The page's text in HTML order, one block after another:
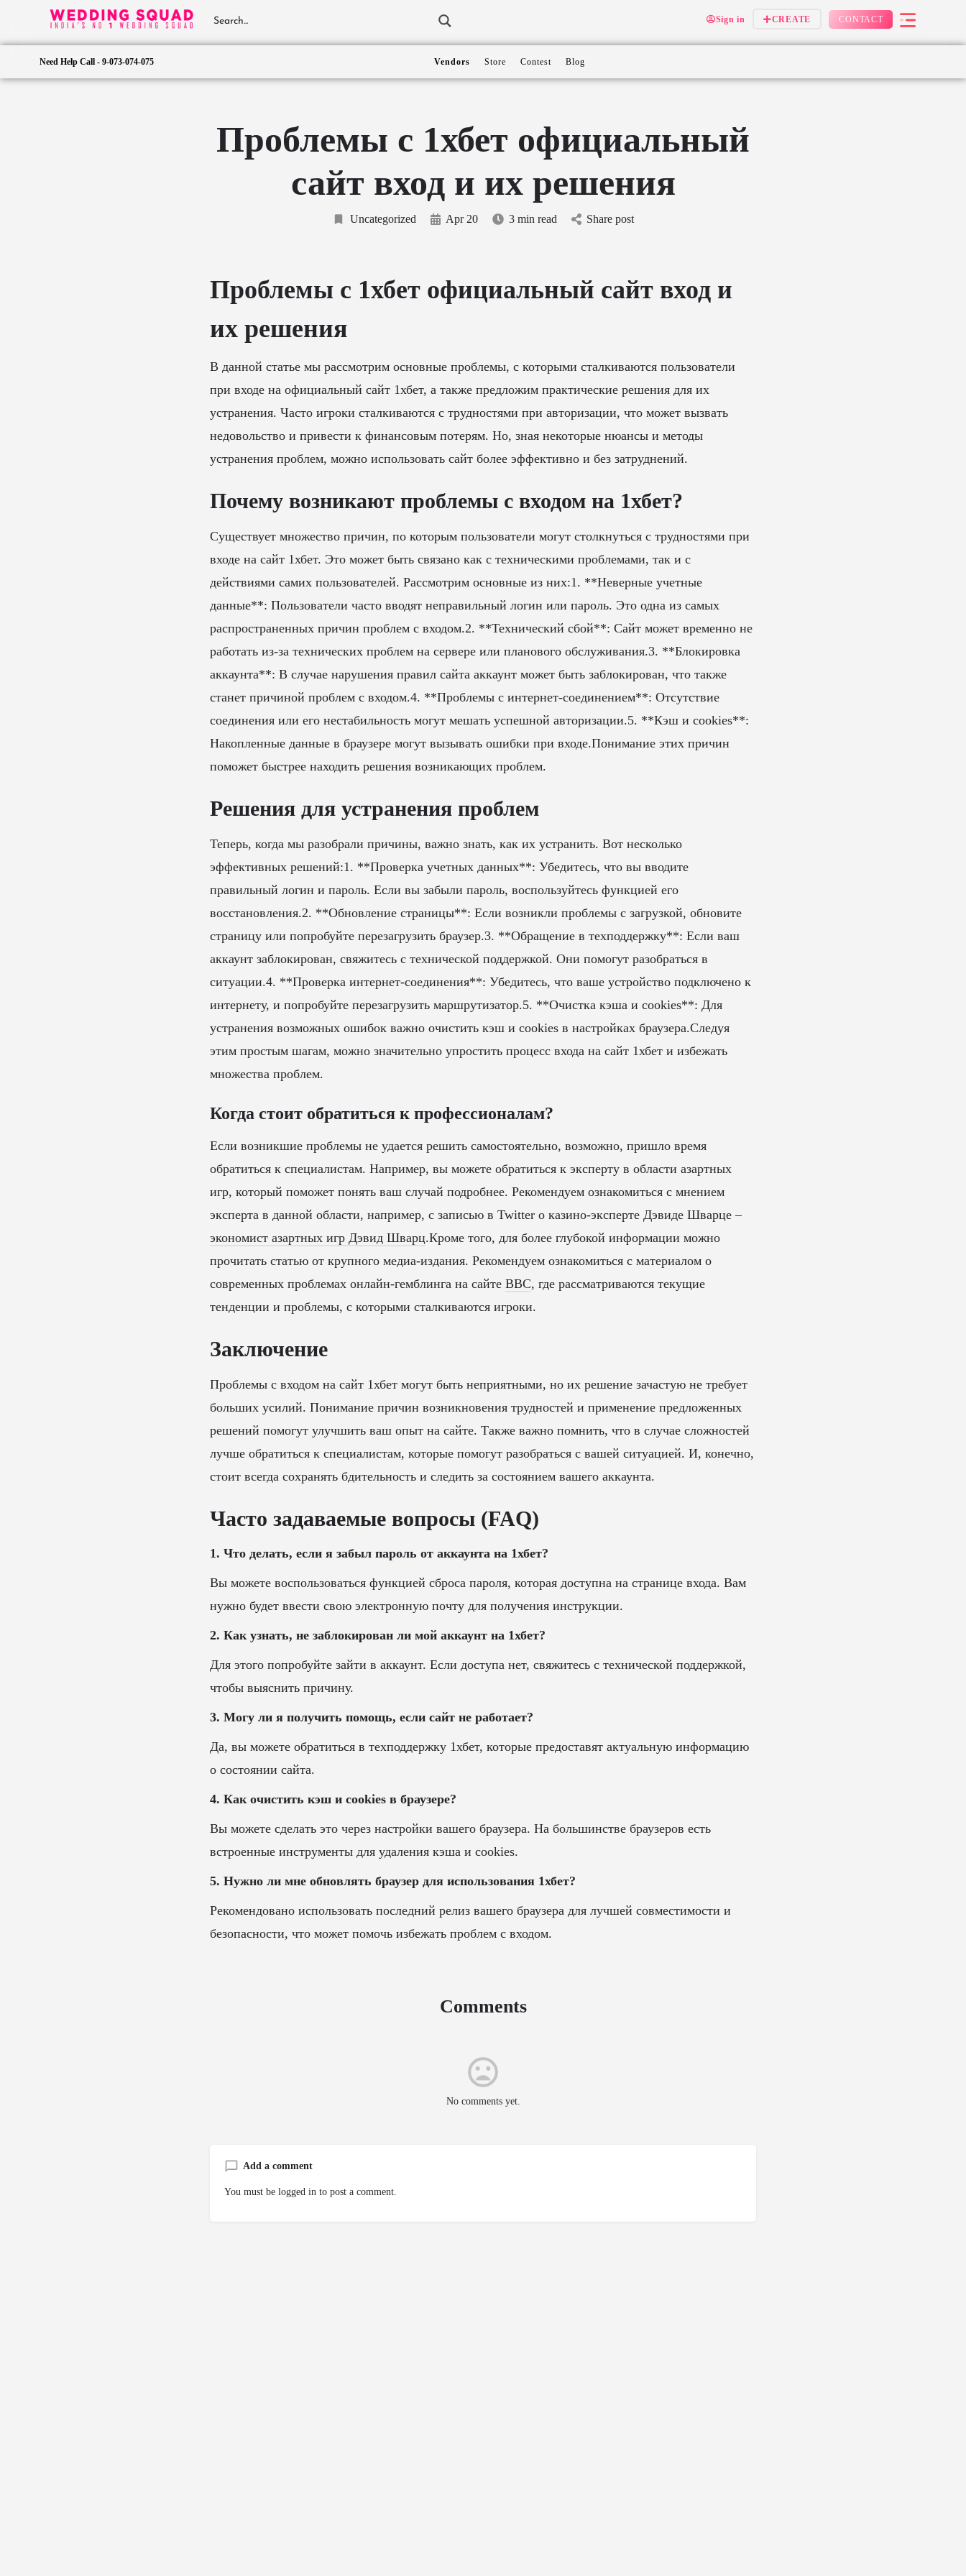
Sign in CREATE CONTACT
Need Help Call - 9-073-074-075 Vendors Store Contest Blog
Проблемы с 1хбет официальный
сайт вход и их решения
Uncategorized Apr 20 3 min read Share post
Проблемы с 1хбет официальный сайт вход и
их решения
В данной статье мы рассмотрим основные проблемы, с которыми сталкиваются пользователи
при входе на официальный сайт 1хбет, а также предложим практические решения для их
устранения. Часто игроки сталкиваются с трудностями при авторизации, что может вызвать
недовольство и привести к финансовым потерям. Но, зная некоторые нюансы и методы
устранения проблем, можно использовать сайт более эффективно и без затруднений.
Почему возникают проблемы с входом на 1хбет?
Существует множество причин, по которым пользователи могут столкнуться с трудностями при
входе на сайт 1хбет. Это может быть связано как с техническими проблемами, так и с
действиями самих пользователей. Рассмотрим основные из них:1. **Неверные учетные
данные**: Пользователи часто вводят неправильный логин или пароль. Это одна из самых
распространенных причин проблем с входом.2. **Технический сбой**: Сайт может временно не
работать из-за технических проблем на сервере или планового обслуживания.3. **Блокировка
аккаунта**: В случае нарушения правил сайта аккаунт может быть заблокирован, что также
станет причиной проблем с входом.4. **Проблемы с интернет-соединением**: Отсутствие
соединения или его нестабильность могут мешать успешной авторизации.5. **Кэш и cookies**:
Накопленные данные в браузере могут вызывать ошибки при входе.Понимание этих причин
поможет быстрее находить решения возникающих проблем.
Решения для устранения проблем
Теперь, когда мы разобрали причины, важно знать, как их устранить. Вот несколько
эффективных решений:1. **Проверка учетных данных**: Убедитесь, что вы вводите
правильный логин и пароль. Если вы забыли пароль, воспользуйтесь функцией его
восстановления.2. **Обновление страницы**: Если возникли проблемы с загрузкой, обновите
страницу или попробуйте перезагрузить браузер.3. **Обращение в техподдержку**: Если ваш
аккаунт заблокирован, свяжитесь с технической поддержкой. Они помогут разобраться в
ситуации.4. **Проверка интернет-соединения**: Убедитесь, что ваше устройство подключено к
интернету, и попробуйте перезагрузить маршрутизатор.5. **Очистка кэша и cookies**: Для
устранения возможных ошибок важно очистить кэш и cookies в настройках браузера.Следуя
этим простым шагам, можно значительно упростить процесс входа на сайт 1хбет и избежать
множества проблем.
Когда стоит обратиться к профессионалам?
Если возникшие проблемы не удается решить самостоятельно, возможно, пришло время
обратиться к специалистам. Например, вы можете обратиться к эксперту в области азартных
игр, который поможет понять ваш случай подробнее. Рекомендуем ознакомиться с мнением
эксперта в данной области, например, с записью в Twitter о казино-эксперте Дэвиде Шварце –
экономист азартных игр Дэвид Шварц.Кроме того, для более глубокой информации можно
прочитать статью от крупного медиа-издания. Рекомендуем ознакомиться с материалом о
современных проблемах онлайн-гемблинга на сайте BBC, где рассматриваются текущие
тенденции и проблемы, с которыми сталкиваются игроки.
Заключение
Проблемы с входом на сайт 1хбет могут быть неприятными, но их решение зачастую не требует
больших усилий. Понимание причин возникновения трудностей и применение предложенных
решений помогут улучшить ваш опыт на сайте. Также важно помнить, что в случае сложностей
лучше обратиться к специалистам, которые помогут разобраться с вашей ситуацией. И, конечно,
стоит всегда сохранять бдительность и следить за состоянием вашего аккаунта.
Часто задаваемые вопросы (FAQ)
1. Что делать, если я забыл пароль от аккаунта на 1хбет?
Вы можете воспользоваться функцией сброса пароля, которая доступна на странице входа. Вам
нужно будет ввести свою электронную почту для получения инструкции.
2. Как узнать, не заблокирован ли мой аккаунт на 1хбет?
Для этого попробуйте зайти в аккаунт. Если доступа нет, свяжитесь с технической поддержкой,
чтобы выяснить причину.
3. Могу ли я получить помощь, если сайт не работает?
Да, вы можете обратиться в техподдержку 1хбет, которые предоставят актуальную информацию
о состоянии сайта.
4. Как очистить кэш и cookies в браузере?
Вы можете сделать это через настройки вашего браузера. На большинстве браузеров есть
встроенные инструменты для удаления кэша и cookies.
5. Нужно ли мне обновлять браузер для использования 1хбет?
Рекомендовано использовать последний релиз вашего браузера для лучшей совместимости и
безопасности, что может помочь избежать проблем с входом.
Comments
No comments yet.
Add a comment
You must be logged in to post a comment.